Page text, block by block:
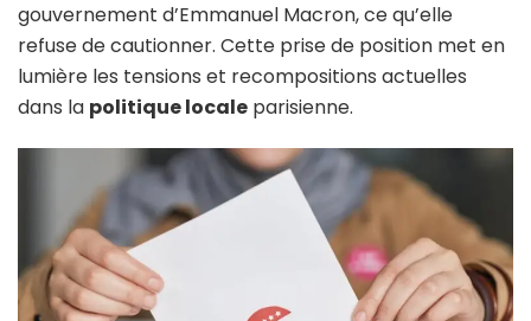
gouvernement d’Emmanuel Macron, ce qu’elle
refuse de cautionner. Cette prise de position met en
lumière les tensions et recompositions actuelles
dans la politique locale parisienne.